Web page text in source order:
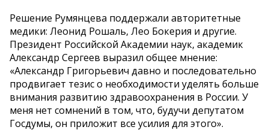
Решение Румянцева поддержали авторитетные
медики: Леонид Рошаль, Лео Бокерия и другие.
Президент Российской Академии наук, академик
Александр Сергеев выразил общее мнение:
«Александр Григорьевич давно и последовательно
продвигает тезис о необходимости уделять больше
внимания развитию здравоохранения в России. У
меня нет сомнений в том, что, будучи депутатом
Госдумы, он приложит все усилия для этого».